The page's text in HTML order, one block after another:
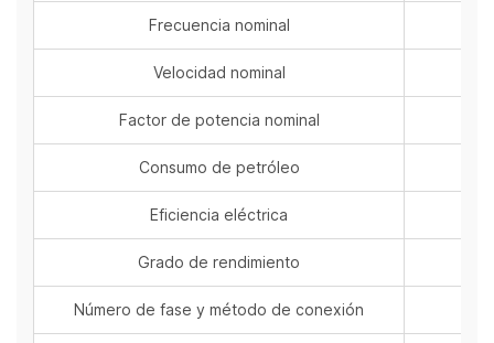
Frecuencia nominal
Velocidad nominal
Factor de potencia nominal
Consumo de petróleo
Eficiencia eléctrica
Grado de rendimiento
Número de fase y método de conexión